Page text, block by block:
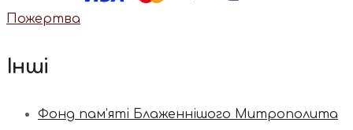
Пожертва
Інші
Фонд пам’яті Блаженнішого Митрополита